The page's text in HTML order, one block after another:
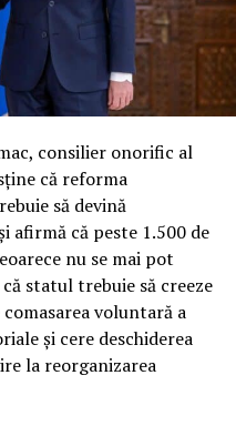
consilier onorific al
că reforma
să devină
afirmă că peste 1.500 de
nu se mai pot
statul trebuie să creeze
voluntară a
și cere deschiderea
la reorganizarea